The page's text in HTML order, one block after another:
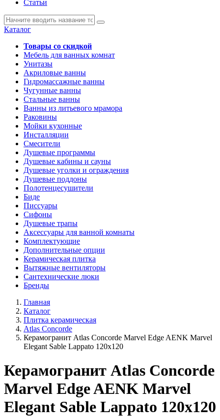
Статьи
Каталог
Товары со скидкой
Мебель для ванных комнат
Унитазы
Акриловые ванны
Гидромассажные ванны
Чугунные ванны
Стальные ванны
Ванны из литьевого мрамора
Раковины
Мойки кухонные
Инсталляции
Смесители
Душевые программы
Душевые кабины и сауны
Душевые уголки и ограждения
Душевые поддоны
Полотенцесушители
Биде
Писсуары
Сифоны
Душевые трапы
Аксессуары для ванной комнаты
Комплектующие
Дополнительные опции
Керамическая плитка
Вытяжные вентиляторы
Сантехнические люки
Бренды
Главная
Каталог
Плитка керамическая
Atlas Concorde
Керамогранит Atlas Concorde Marvel Edge AENK Marvel
Elegant Sable Lappato 120x120
Керамогранит Atlas Concorde
Marvel Edge AENK Marvel
Elegant Sable Lappato 120x120